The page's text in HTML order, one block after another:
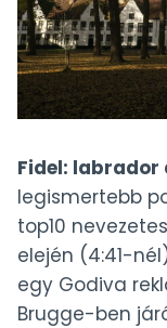
Fidel: labrador
legismertebb
top10
elején (4:41-
egy Godiva
Brugge-ben